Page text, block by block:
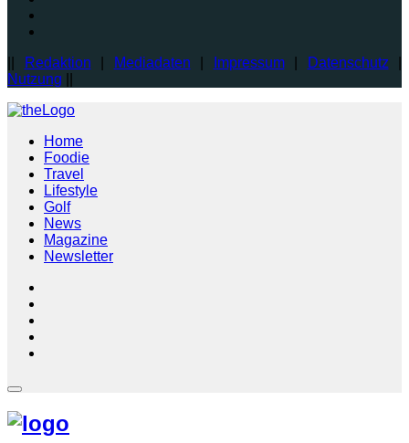
Redaktion Mediadaten Impressum| Datenschutz
Nutzung
Home
Foodie
Travel
Lifestyle
Golf
News
Magazine
Newsletter